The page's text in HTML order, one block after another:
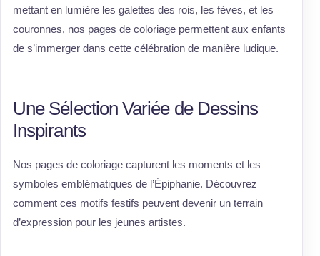
mettant en lumière les galettes des rois, les fèves, et les
couronnes, nos pages de coloriage permettent aux enfants
de s’immerger dans cette célébration de manière ludique.
Une Sélection Variée de Dessins
Inspirants
Nos pages de coloriage capturent les moments et les
symboles emblématiques de l’Épiphanie. Découvrez
comment ces motifs festifs peuvent devenir un terrain
d’expression pour les jeunes artistes.